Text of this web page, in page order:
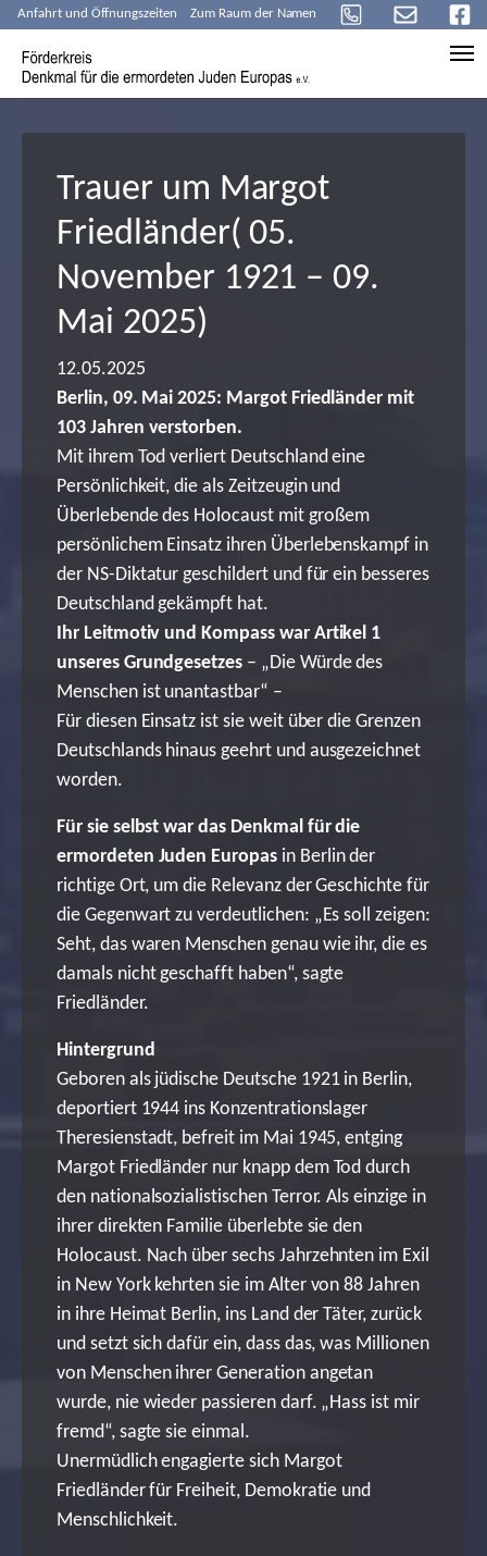
Anfahrt und Öffnungszeiten Zum Raum der Namen
Trauer um Margot
Friedländer( 05.
November 1921 – 09.
Mai 2025)
12.05.2025
Berlin, 09. Mai 2025: Margot Friedländer mit
103 Jahren verstorben.
Mit ihrem Tod verliert Deutschland eine
Persönlichkeit, die als Zeitzeugin und
Überlebende des Holocaust mit großem
persönlichem Einsatz ihren Überlebenskampf in
der NS-Diktatur geschildert und für ein besseres
Deutschland gekämpft hat.
Ihr Leitmotiv und Kompass war Artikel 1
unseres Grundgesetzes – „Die Würde des
Menschen ist unantastbar“ –
Für diesen Einsatz ist sie weit über die Grenzen
Deutschlands hinaus geehrt und ausgezeichnet
worden.
Für sie selbst war das Denkmal für die
ermordeten Juden Europasin Berlin der
richtige Ort, um die Relevanz der Geschichte für
die Gegenwart zu verdeutlichen: „Es soll zeigen:
Seht, das waren Menschen genau wie ihr, die es
damals nicht geschafft haben“, sagte
Friedländer. ⁠
⁠Hintergrund
Geboren als jüdische Deutsche 1921 in Berlin,
deportiert 1944 ins Konzentrationslager
Theresienstadt, befreit im Mai 1945, entging
Margot Friedländer nur knapp dem Tod durch
den nationalsozialistischen Terror. Als einzige in
ihrer direkten Familie überlebte sie den
Holocaust. Nach über sechs Jahrzehnten im Exil
in New York kehrten sie im Alter von 88 Jahren
in ihre Heimat Berlin, ins Land der Täter, zurück
und setzt sich dafür ein, dass das, was Millionen
von Menschen ihrer Generation angetan
wurde, nie wieder passieren darf. „Hass ist mir
fremd“, sagte sie einmal.
Unermüdlich engagierte sich Margot
Friedländer für Freiheit, Demokratie und
Menschlichkeit.